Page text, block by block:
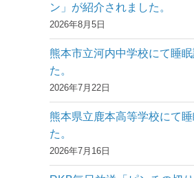
ン」が紹介されました。
2026年8月5日
熊本市立河内中学校にて睡
た。
2026年7月22日
熊本県立鹿本高等学校にて
た。
2026年7月16日